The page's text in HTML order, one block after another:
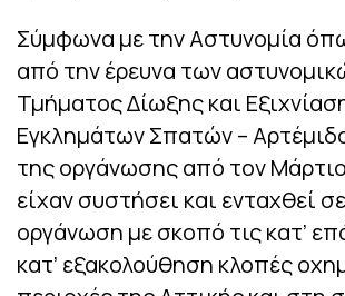
Σύμφωνα με την Αστυνομία
από την έρευνα των
Τμήματος Δίωξης και
Εγκλημάτων Σπατών –
της οργάνωσης από τον
είχαν συστήσει και ενταχθεί
οργάνωση με σκοπό τις κατ’
κατ’ εξακολούθηση κλοπές